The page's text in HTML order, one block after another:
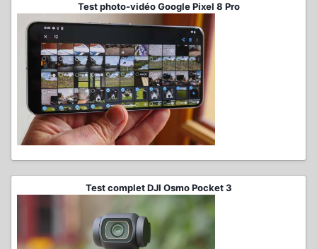
Test photo-vidéo Google Pixel 8 Pro
Test complet DJI Osmo Pocket 3